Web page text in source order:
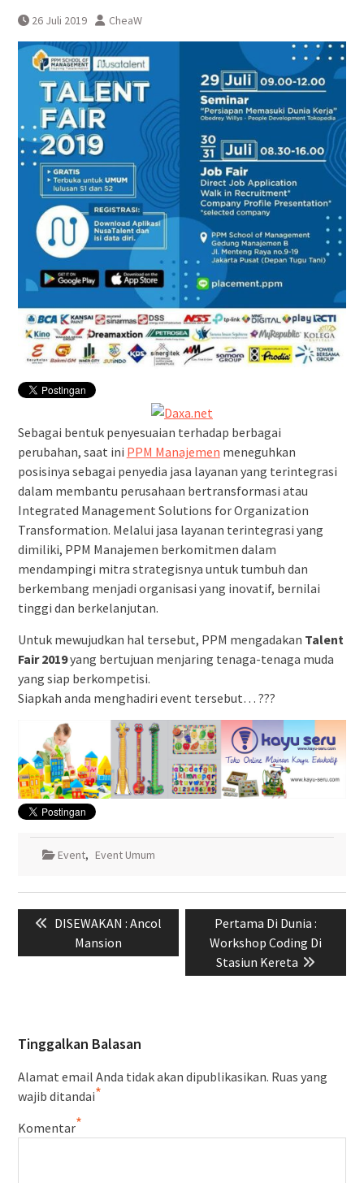
Anjlog
26 Juli 2019 CheaW
Sebagai bentuk penyesuaian terhadap berbagai
perubahan, saat ini PPM Manajemen meneguhkan
posisinya sebagai penyedia jasa layanan yang terintegrasi
dalam membantu perusahaan bertransformasi atau
Integrated Management Solutions for Organization
Transformation. Melalui jasa layanan terintegrasi yang
dimiliki, PPM Manajemen berkomitmen dalam
mendampingi mitra strategisnya untuk tumbuh dan
berkembang menjadi organisasi yang inovatif, bernilai
tinggi dan berkelanjutan.
Untuk mewujudkan hal tersebut, PPM mengadakan Talent
Fair 2019yang bertujuan menjaring tenaga-tenaga muda
yang siap berkompetisi.
Siapkah anda menghadiri event tersebut… ???
Event, Event Umum
pos
Previous
post:
DISEWAKAN : Ancol
Mansion
Next
post:
Pertama Di Dunia :
Workshop Coding Di
Stasiun Kereta
Tinggalkan Balasan
Alamat email Anda tidak akan dipublikasikan. Ruas yang
wajib ditandai*
Komentar*